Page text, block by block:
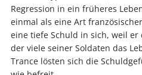
Regression in ein früheres
einmal als eine Art
eine tiefe Schuld in sich, weil er
der viele seiner Soldaten das
Trance lösten sich die